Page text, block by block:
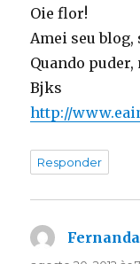
Oie flor!
Amei seu
Quando
Bjks
http://
Responder